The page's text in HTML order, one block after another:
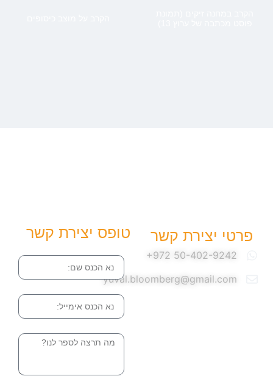
פרטי יצירת קשר
yuval.bloomberg@gmail.com
טופס יצירת קשר